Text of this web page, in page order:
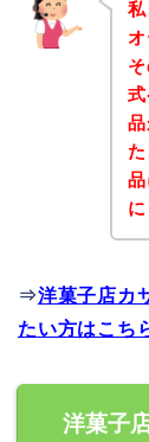
⇒洋菓子店カ
たい方はこち
洋菓子